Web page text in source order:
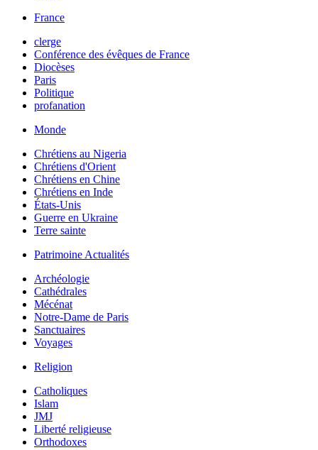
France
clerge
Conférence des évêques de France
Diocèses
Paris
Politique
profanation
Monde
Chrétiens au Nigeria
Chrétiens d'Orient
Chrétiens en Chine
Chrétiens en Inde
États-Unis
Guerre en Ukraine
Terre sainte
Patrimoine Actualités
Archéologie
Cathédrales
Mécénat
Notre-Dame de Paris
Sanctuaires
Voyages
Religion
Catholiques
Islam
JMJ
Liberté religieuse
Orthodoxes